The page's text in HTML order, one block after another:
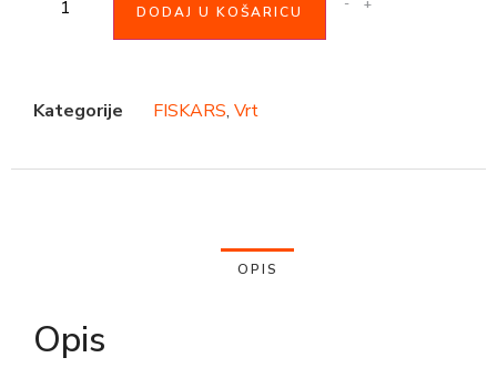
- +
DODAJ U KOŠARICU
Kategorije FISKARS, Vrt
OPIS
Opis